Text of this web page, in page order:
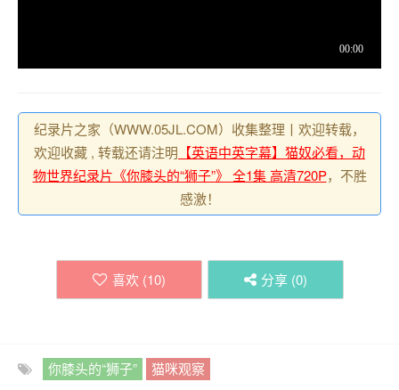
纪录片之家（WWW.05JL.COM）收集整理丨欢迎转载，
欢迎收藏 , 转载还请注明 【英语中英字幕】猫奴必看，动
物世界纪录片《你膝头的“狮子”》 全1集 高清720P，不胜
感激！
喜欢 (10) 分享 (0)
你膝头的“狮子” 猫咪观察